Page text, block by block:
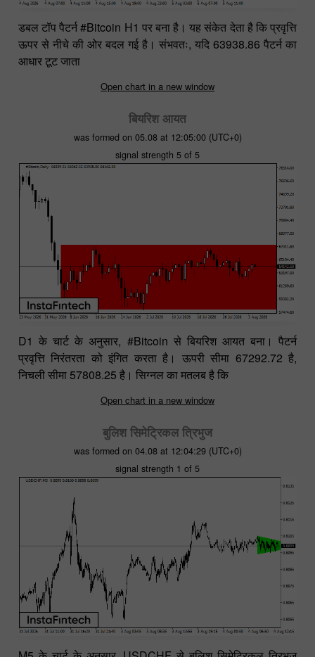
डबल टॉप पैटर्न #Bitcoin H1 पर बना है। यह संकेत देता है कि प्रवृत्ति
ऊपर से नीचे की ओर बदल गई है। संभवतः, यदि 63938.86 पैटर्न का
आधार टूट जाता
Open chart in a new window
बियरिश आयत
was formed on 05.08 at 12:05:00 (UTC+0)
signal strength 5 of 5
D1 के चार्ट के अनुसार, #Bitcoin से बियरिश आयत बना। पैटर्न
प्रवृत्ति निरंतरता को इंगित करता है। ऊपरी सीमा 67292.72 है,
निचली सीमा 57808.25 है। सिग्नल का मतलब है कि
Open chart in a new window
बुलिश सिमेट्रिकल त्रिभुज
was formed on 04.08 at 12:04:29 (UTC+0)
signal strength 1 of 5